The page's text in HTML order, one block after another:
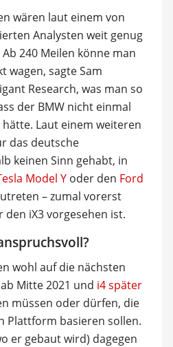
wären laut einem von
Analysten weit genug
240 Meilen könne man
wagen, sagte Sam
Research, was man so
der BMW nicht einmal
Laut einem weiteren
das deutsche
keinen Sinn gehabt, in
Model Yoder den Ford
– zumal vorerst
iX3 vorgesehen ist.
wohl auf die nächsten
Mitte 2021 und i4 später
müssen oder dürfen, die
Plattform basieren sollen.
er gebaut wird) dagegen